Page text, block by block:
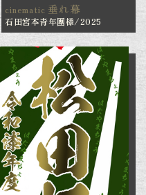
cinematic 垂れ幕
石田宮本青年團様/2025